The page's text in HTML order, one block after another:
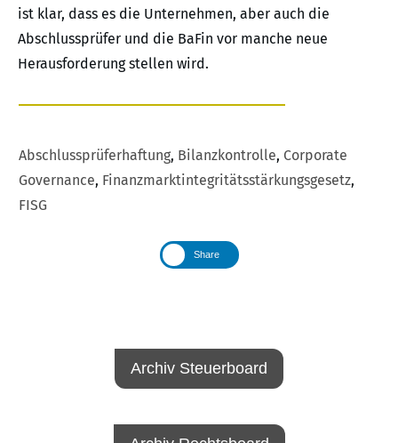
ist klar, dass es die Unternehmen, aber auch die
Abschlussprüfer und die BaFin vor manche neue
Herausforderung stellen wird.
Abschlussprüferhaftung, Bilanzkontrolle, Corporate
Governance, Finanzmarktintegritätsstärkungsgesetz,
FISG
Share
Archiv Steuerboard